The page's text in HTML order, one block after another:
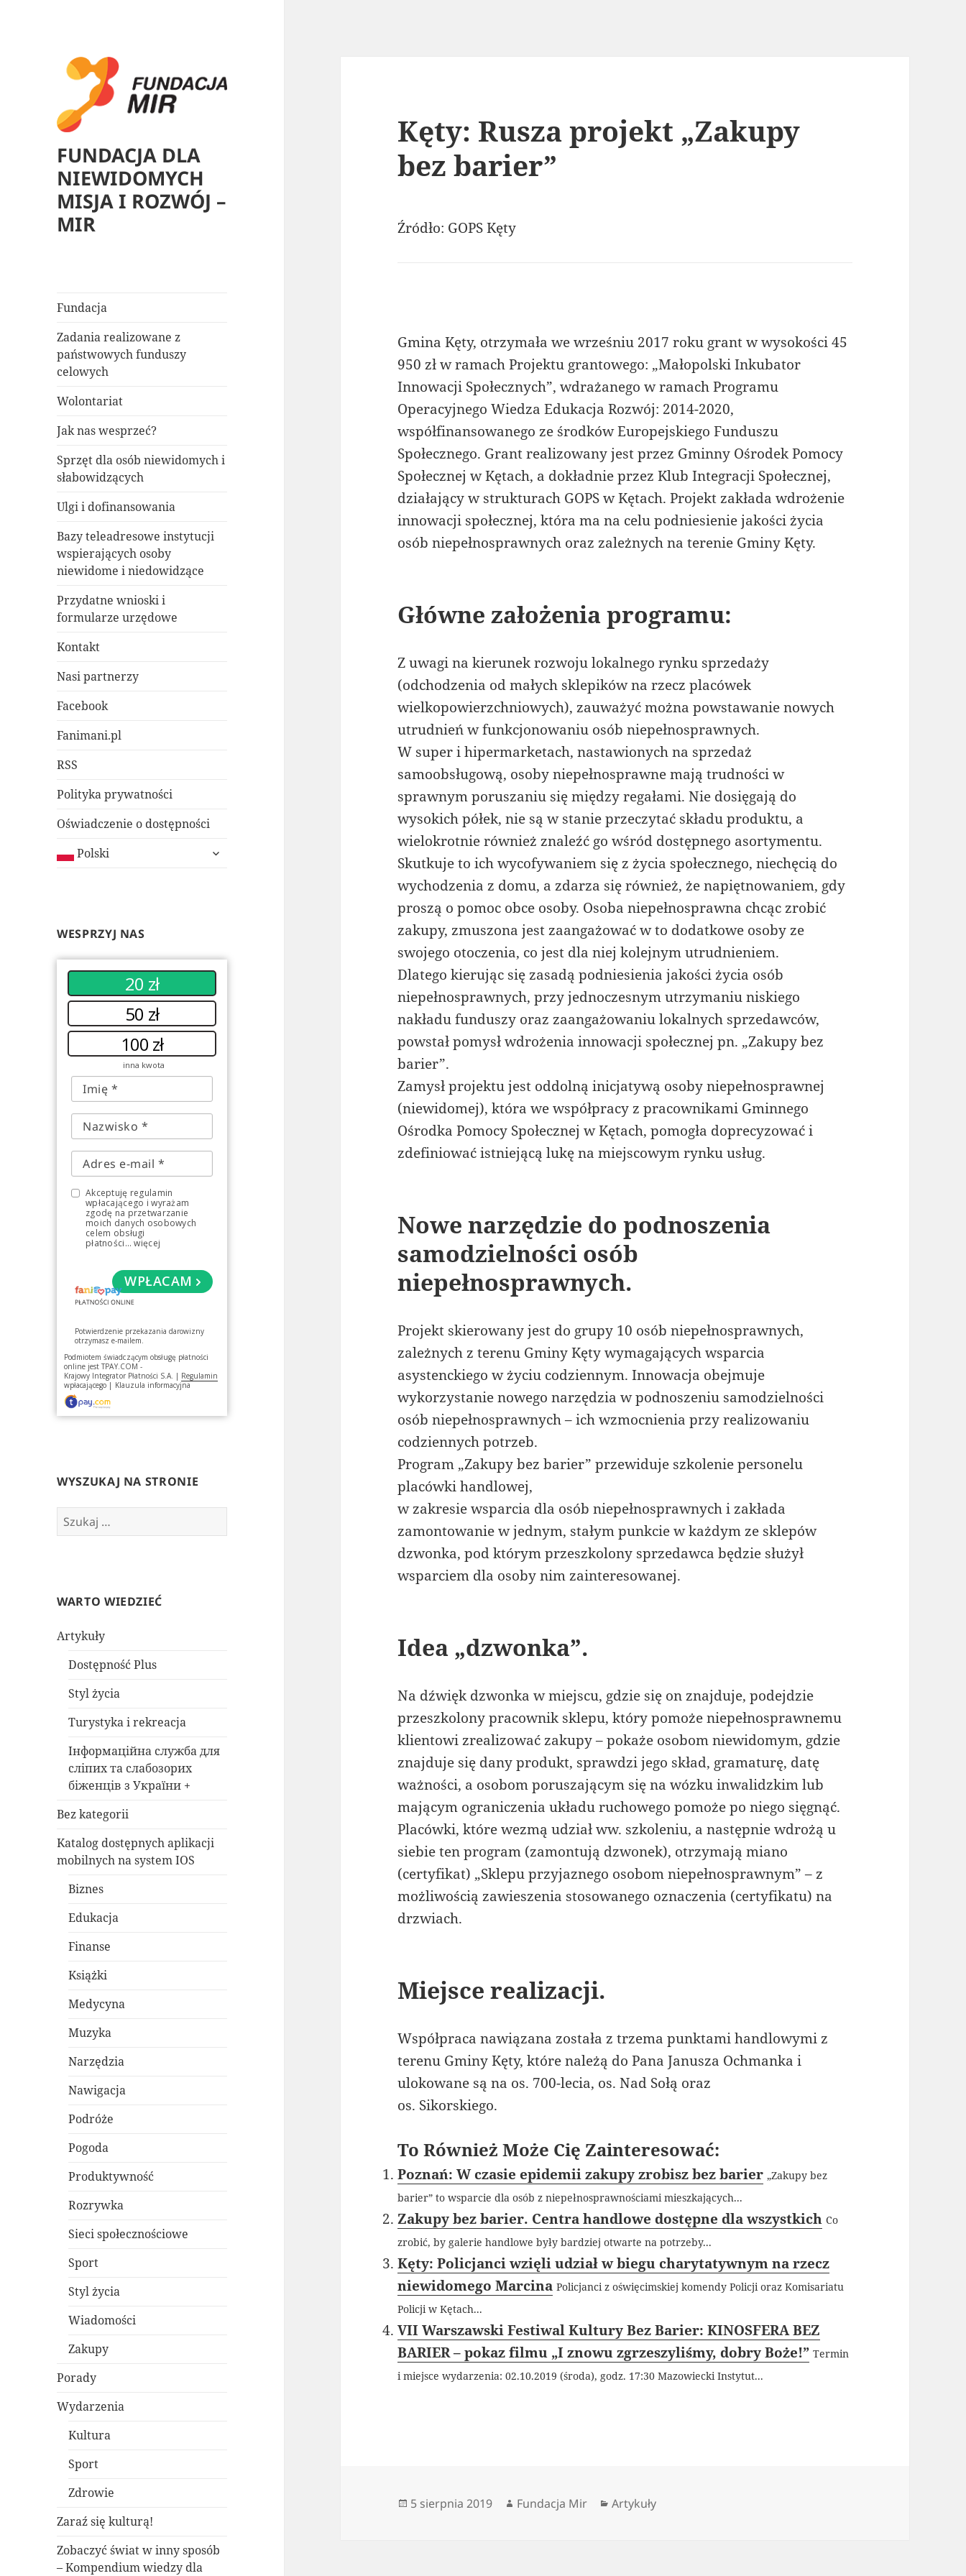
FUNDACJA DLA
NIEWIDOMYCH
MISJA I ROZWÓJ –
MIR
Fundacja
Zadania realizowane z
państwowych funduszy
celowych
Wolontariat
Jak nas wesprzeć?
Sprzęt dla osób niewidomych i
słabowidzących
Ulgi i dofinansowania
Bazy teleadresowe instytucji
wspierających osoby
niewidome i niedowidzące
Przydatne wnioski i
formularze urzędowe
Kontakt
Nasi partnerzy
Facebook
Fanimani.pl
RSS
Polityka prywatności
Oświadczenie o dostępności
Polski
rozwiń
WESPRZYJ NAS
20 zł
50 zł
100 zł
inna kwota
Akceptuję regulamin
wpłacającego i wyrażam
zgodę na przetwarzanie
moich danych osobowych
celem obsługi
płatności... więcej
WPŁACAM
Potwierdzenie przekazania darowizny
otrzymasz e-mailem.
Podmiotem świadczącym obsługę płatności
online jestTPAY.COM -
Krajowy Integrator Płatności S.A. | Regulamin
wpłacającego | Klauzula informacyjna
WYSZUKAJ NA STRONIE
Szukaj:
WARTO WIEDZIEĆ
Artykuły
Dostępność Plus
Styl życia
Turystyka i rekreacja
Інформаційна служба для
сліпих та слабозорих
біженців з України +
Bez kategorii
Katalog dostępnych aplikacji
mobilnych na system IOS
Biznes
Edukacja
Finanse
Książki
Medycyna
Muzyka
Narzędzia
Nawigacja
Podróże
Pogoda
Produktywność
Rozrywka
Sieci społecznościowe
Sport
Styl życia
Wiadomości
Zakupy
Porady
Wydarzenia
Kultura
Sport
Zdrowie
Zaraź się kulturą!
Zobaczyć świat w inny sposób
– Kompendium wiedzy dla
Kęty: Rusza projekt „Zakupy
bez barier”
Źródło: GOPS Kęty
Gmina Kęty, otrzymała we wrześniu 2017 roku grant w wysokości 45
950 zł w ramach Projektu grantowego: „Małopolski Inkubator
Innowacji Społecznych”, wdrażanego w ramach Programu
Operacyjnego Wiedza Edukacja Rozwój: 2014-2020,
współfinansowanego ze środków Europejskiego Funduszu
Społecznego. Grant realizowany jest przez Gminny Ośrodek Pomocy
Społecznej w Kętach, a dokładnie przez Klub Integracji Społecznej,
działający w strukturach GOPS w Kętach. Projekt zakłada wdrożenie
innowacji społecznej, która ma na celu podniesienie jakości życia
osób niepełnosprawnych oraz zależnych na terenie Gminy Kęty.
Główne założenia programu:
Z uwagi na kierunek rozwoju lokalnego rynku sprzedaży
(odchodzenia od małych sklepików na rzecz placówek
wielkopowierzchniowych), zauważyć można powstawanie nowych
utrudnień w funkcjonowaniu osób niepełnosprawnych.
W super i hipermarketach, nastawionych na sprzedaż
samoobsługową, osoby niepełnosprawne mają trudności w
sprawnym poruszaniu się między regałami. Nie dosięgają do
wysokich półek, nie są w stanie przeczytać składu produktu, a
wielokrotnie również znaleźć go wśród dostępnego asortymentu.
Skutkuje to ich wycofywaniem się z życia społecznego, niechęcią do
wychodzenia z domu, a zdarza się również, że napiętnowaniem, gdy
proszą o pomoc obce osoby. Osoba niepełnosprawna chcąc zrobić
zakupy, zmuszona jest zaangażować w to dodatkowe osoby ze
swojego otoczenia, co jest dla niej kolejnym utrudnieniem.
Dlatego kierując się zasadą podniesienia jakości życia osób
niepełnosprawnych, przy jednoczesnym utrzymaniu niskiego
nakładu funduszy oraz zaangażowaniu lokalnych sprzedawców,
powstał pomysł wdrożenia innowacji społecznej pn. „Zakupy bez
barier”.
Zamysł projektu jest oddolną inicjatywą osoby niepełnosprawnej
(niewidomej), która we współpracy z pracownikami Gminnego
Ośrodka Pomocy Społecznej w Kętach, pomogła doprecyzować i
zdefiniować istniejącą lukę na miejscowym rynku usług.
Nowe narzędzie do podnoszenia
samodzielności osób
niepełnosprawnych.
Projekt skierowany jest do grupy 10 osób niepełnosprawnych,
zależnych z terenu Gminy Kęty wymagających wsparcia
asystenckiego w życiu codziennym. Innowacja obejmuje
wykorzystanie nowego narzędzia w podnoszeniu samodzielności
osób niepełnosprawnych – ich wzmocnienia przy realizowaniu
codziennych potrzeb.
Program „Zakupy bez barier” przewiduje szkolenie personelu
placówki handlowej,
w zakresie wsparcia dla osób niepełnosprawnych i zakłada
zamontowanie w jednym, stałym punkcie w każdym ze sklepów
dzwonka, pod którym przeszkolony sprzedawca będzie służył
wsparciem dla osoby nim zainteresowanej.
Idea „dzwonka”.
Na dźwięk dzwonka w miejscu, gdzie się on znajduje, podejdzie
przeszkolony pracownik sklepu, który pomoże niepełnosprawnemu
klientowi zrealizować zakupy – pokaże osobom niewidomym, gdzie
znajduje się dany produkt, sprawdzi jego skład, gramaturę, datę
ważności, a osobom poruszającym się na wózku inwalidzkim lub
mającym ograniczenia układu ruchowego pomoże po niego sięgnąć.
Placówki, które wezmą udział ww. szkoleniu, a następnie wdrożą u
siebie ten program (zamontują dzwonek), otrzymają miano
(certyfikat) „Sklepu przyjaznego osobom niepełnosprawnym” – z
możliwością zawieszenia stosowanego oznaczenia (certyfikatu) na
drzwiach.
Miejsce realizacji.
Współpraca nawiązana została z trzema punktami handlowymi z
terenu Gminy Kęty, które należą do Pana Janusza Ochmanka i
ulokowane są na os. 700-lecia, os. Nad Sołą oraz
os. Sikorskiego.
To Również Może Cię Zainteresować:
Poznań: W czasie epidemii zakupy zrobisz bez barier „Zakupy bez
barier” to wsparcie dla osób z niepełnosprawnościami mieszkających...
Zakupy bez barier. Centra handlowe dostępne dla wszystkich Co
zrobić, by galerie handlowe były bardziej otwarte na potrzeby...
Kęty: Policjanci wzięli udział w biegu charytatywnym na rzecz
niewidomego Marcina Policjanci z oświęcimskiej komendy Policji oraz Komisariatu
Policji w Kętach...
VII Warszawski Festiwal Kultury Bez Barier: KINOSFERA BEZ
BARIER – pokaz filmu „I znowu zgrzeszyliśmy, dobry Boże!” Termin
i miejsce wydarzenia: 02.10.2019 (środa), godz. 17:30 Mazowiecki Instytut...
Data
5 sierpnia 2019 Autor
Fundacja Mir Kategorie
Artykuły